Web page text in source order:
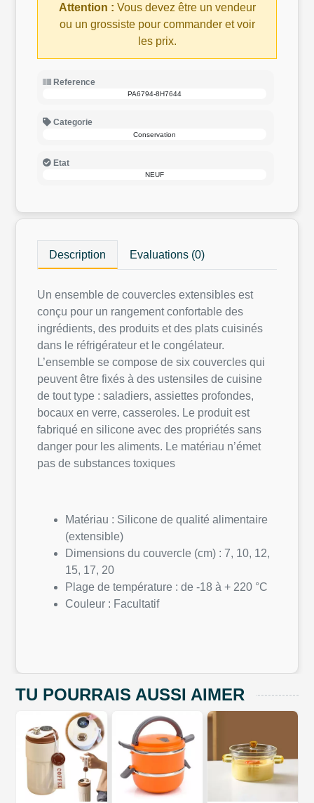
Attention : Vous devez être un vendeur
ou un grossiste pour commander et voir
les prix.
Reference
PA6794-8H7644
Categorie
Conservation
Etat
NEUF
Description Evaluations (0)
Un ensemble de couvercles extensibles est
conçu pour un rangement confortable des
ingrédients, des produits et des plats cuisinés
dans le réfrigérateur et le congélateur.
L’ensemble se compose de six couvercles qui
peuvent être fixés à des ustensiles de cuisine
de tout type : saladiers, assiettes profondes,
bocaux en verre, casseroles. Le produit est
fabriqué en silicone avec des propriétés sans
danger pour les aliments. Le matériau n’émet
pas de substances toxiques
Matériau : Silicone de qualité alimentaire
(extensible)
Dimensions du couvercle (cm) : 7, 10, 12,
15, 17, 20
Plage de température : de -18 à + 220 °C
Couleur : Facultatif
TU POURRAIS AUSSI AIMER